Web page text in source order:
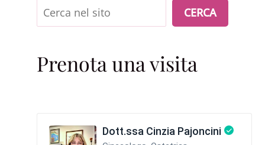
Cerca CERCA
Prenota una visita